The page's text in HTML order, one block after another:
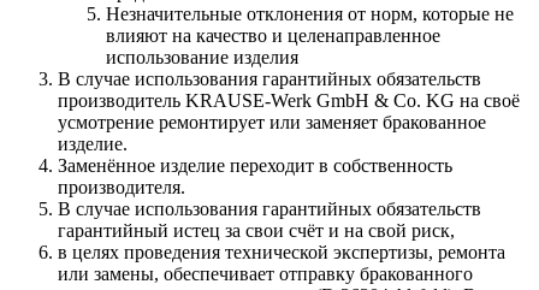
Незначительные отклонения от норм, которые не
влияют на качество и целенаправленное
использование изделия
В случае использования гарантийных обязательств
производитель KRAUSE-Werk GmbH & Со. KG на своё
усмотрение ремонтирует или заменяет бракованное
изделие.
Заменённое изделие переходит в собственность
производителя.
В случае использования гарантийных обязательств
гарантийный истец за свои счёт и на свой риск,
в целях проведения технической экспертизы, ремонта
или замены, обеспечивает отправку бракованного